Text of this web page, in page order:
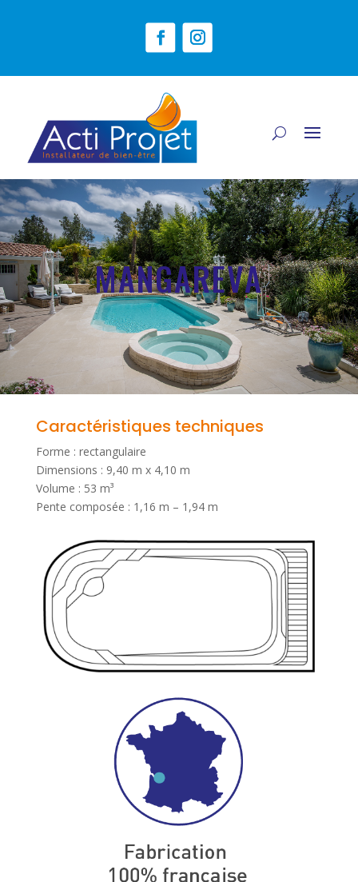
MANGAREVA
Caractéristiques techniques
Forme : rectangulaire
Dimensions : 9,40 m x 4,10 m
Volume : 53 m³
Pente composée : 1,16 m – 1,94 m